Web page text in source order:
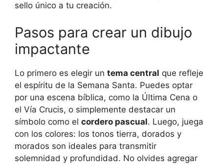
sello único a tu creación.
Pasos para crear un dibujo
impactante
Lo primero es elegir un tema central que refleje
el espíritu de la Semana Santa. Puedes optar
por una escena bíblica, como la Última Cena o
el Vía Crucis, o simplemente destacar un
símbolo como el cordero pascual. Luego, juega
con los colores: los tonos tierra, dorados y
morados son ideales para transmitir
solemnidad y profundidad. No olvides agregar